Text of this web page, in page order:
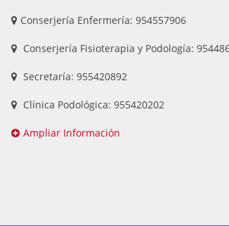
Conserjería Enfermería: 954557906
Conserjería Fisioterapia y Podología:
Secretaría: 955420892
Clínica Podológica: 955420202
Ampliar Información